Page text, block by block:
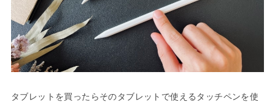
タブレットを買ったらそのタブレットで使えるタッチペンを使